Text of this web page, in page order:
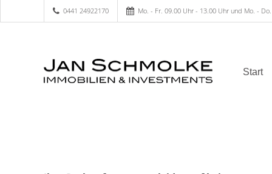
0441 24922170 Mo. - Fr. 09.00 Uhr - 13.00 Uhr und Mo. -
Start